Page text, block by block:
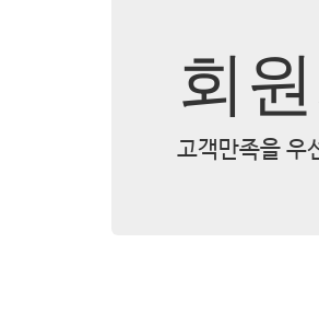
회
고객만족을 우